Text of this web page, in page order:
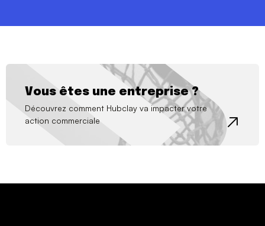
Vous êtes une entreprise ?
Découvrez comment Hubclay va impacter votre
action commerciale